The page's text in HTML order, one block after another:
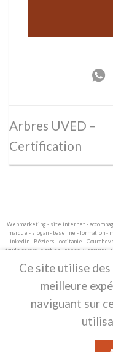
Arbres UVED –
Certification
Webmarketing - site internet -
marque - slogan - baseline - formation -
linkedin - Béziers - occitanie -
étude communication - réseaux sociaux -
. L'agence
vous
Copyright
Communication -
Ce site utilise
meilleure
naviguant sur